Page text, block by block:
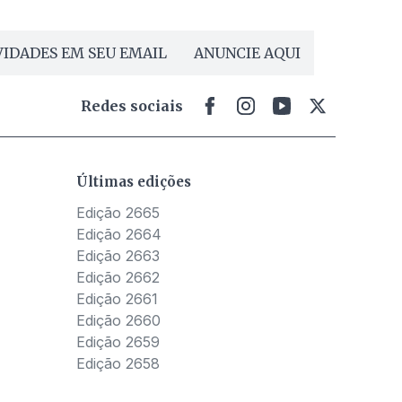
EM SEU EMAIL ANUNCIE AQUI
Redes sociais
Últimas edições
Edição 2665
Edição 2664
Edição 2663
Edição 2662
Edição 2661
Edição 2660
Edição 2659
Edição 2658